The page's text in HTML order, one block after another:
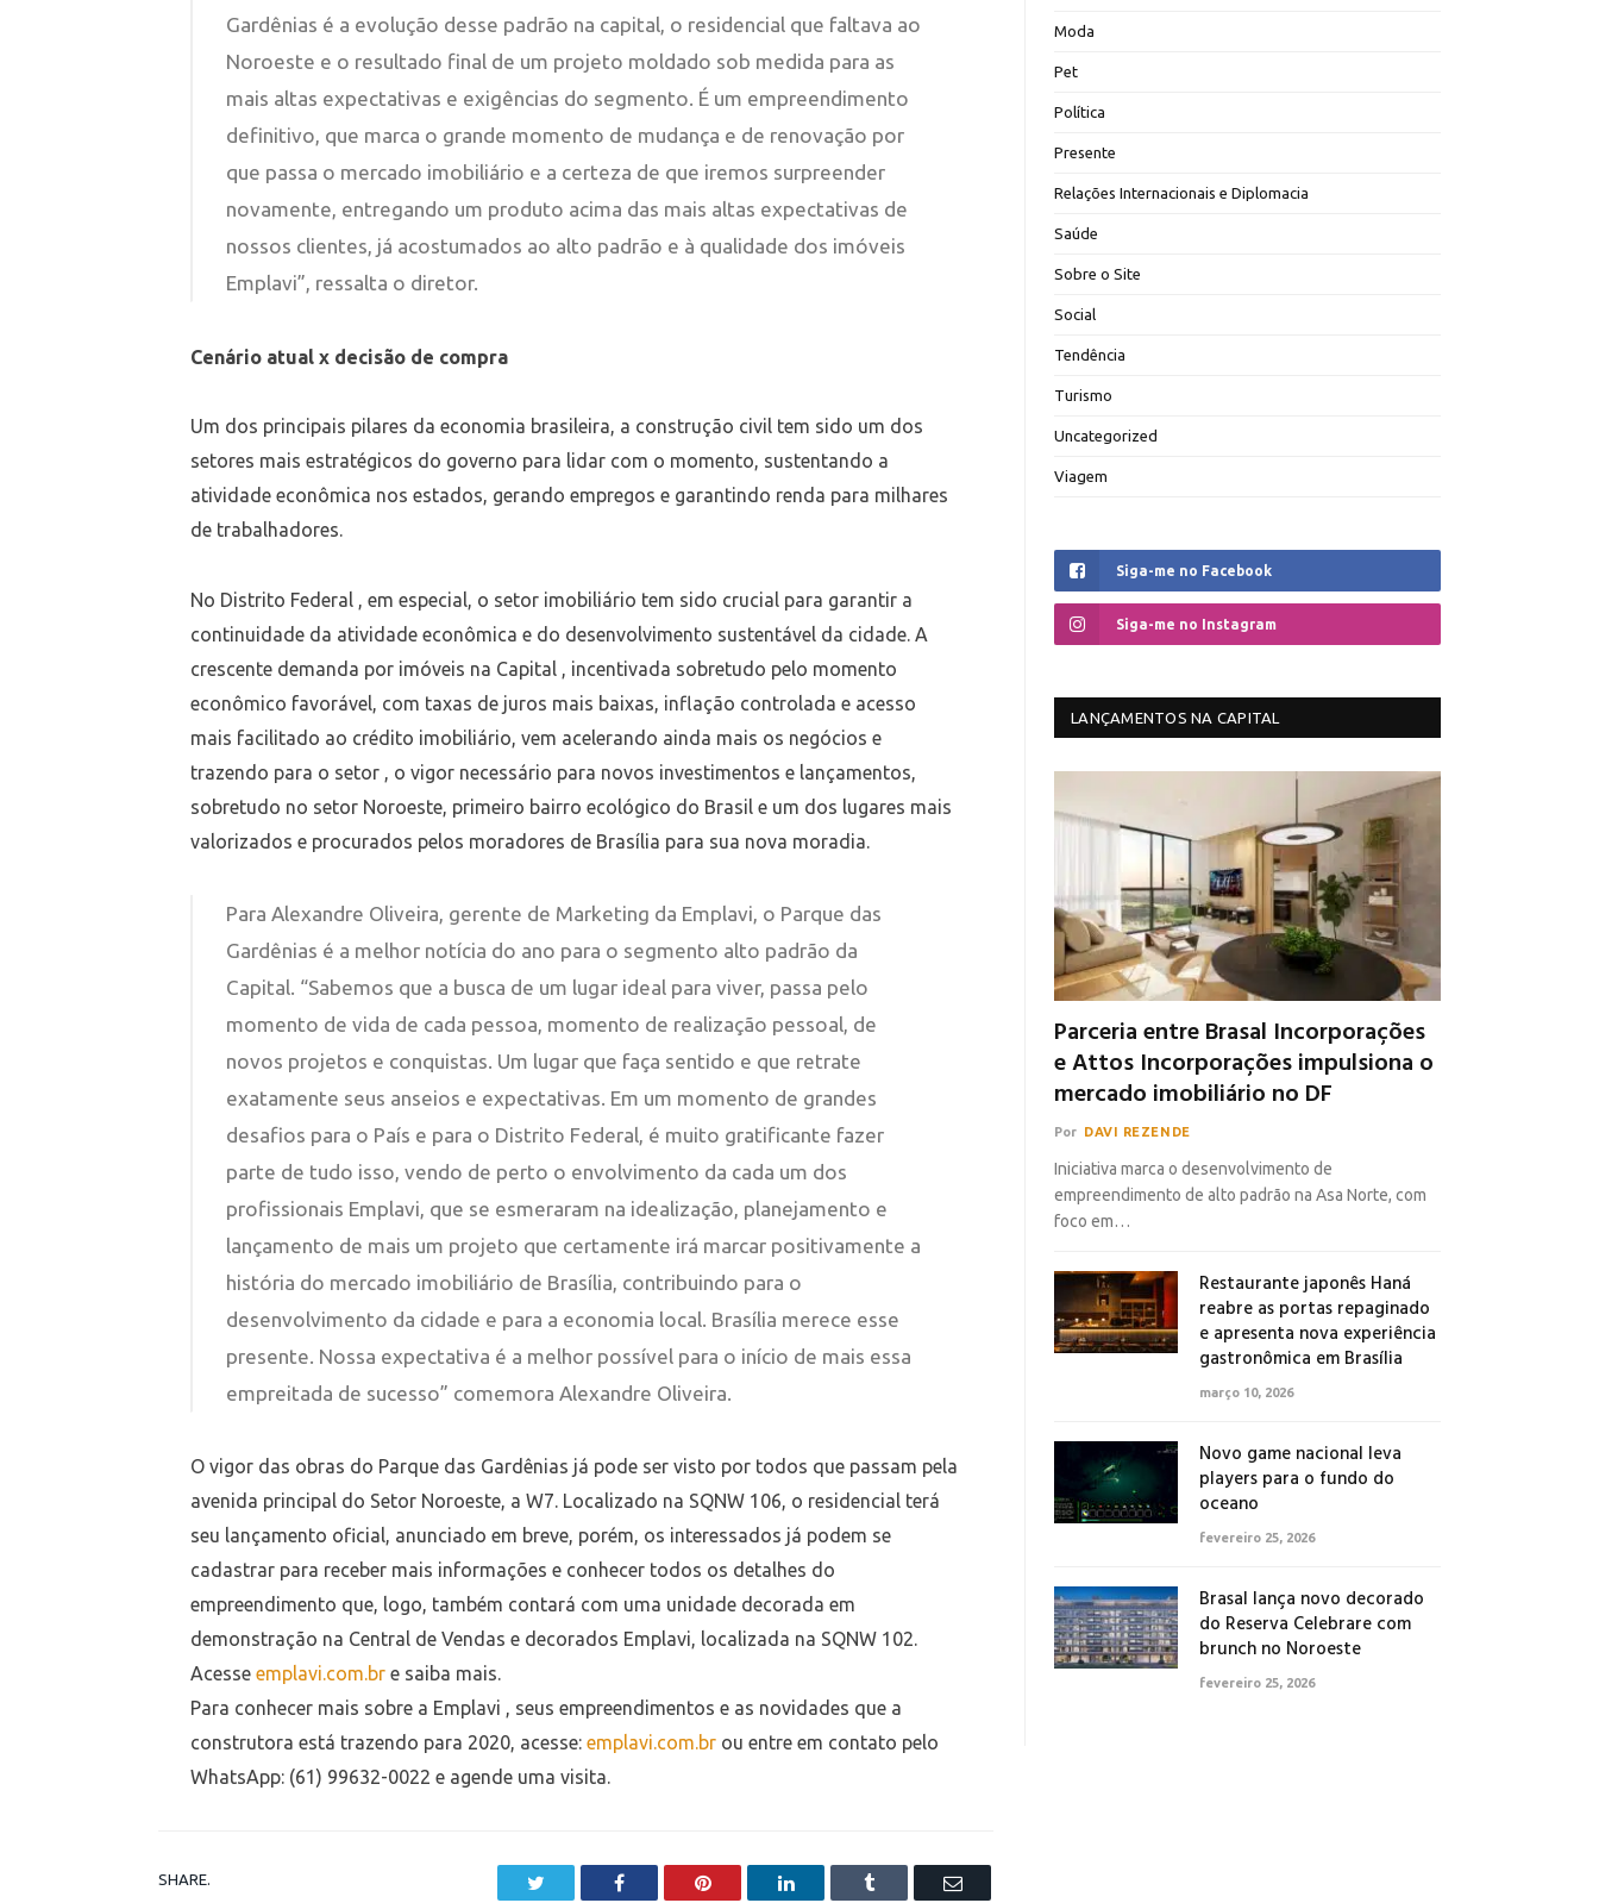
Gardênias é a evolução desse padrão na capital, o residencial que faltava ao
Noroeste e o resultado final de um projeto moldado sob medida para as
mais altas expectativas e exigências do segmento. É um empreendimento
definitivo, que marca o grande momento de mudança e de renovação por
que passa o mercado imobiliário e a certeza de que iremos surpreender
novamente, entregando um produto acima das mais altas expectativas de
nossos clientes, já acostumados ao alto padrão e à qualidade dos imóveis
Emplavi”, ressalta o diretor.
Cenário atual x decisão de compra
Um dos principais pilares da economia brasileira, a construção civil tem sido um dos
setores mais estratégicos do governo para lidar com o momento, sustentando a
atividade econômica nos estados, gerando empregos e garantindo renda para milhares
de trabalhadores.
No Distrito Federal , em especial, o setor imobiliário tem sido crucial para garantir a
continuidade da atividade econômica e do desenvolvimento sustentável da cidade. A
crescente demanda por imóveis na Capital , incentivada sobretudo pelo momento
econômico favorável, com taxas de juros mais baixas, inflação controlada e acesso
mais facilitado ao crédito imobiliário, vem acelerando ainda mais os negócios e
trazendo para o setor , o vigor necessário para novos investimentos e lançamentos,
sobretudo no setor Noroeste, primeiro bairro ecológico do Brasil e um dos lugares mais
valorizados e procurados pelos moradores de Brasília para sua nova moradia.
Para Alexandre Oliveira, gerente de Marketing da Emplavi, o Parque das
Gardênias é a melhor notícia do ano para o segmento alto padrão da
Capital. “Sabemos que a busca de um lugar ideal para viver, passa pelo
momento de vida de cada pessoa, momento de realização pessoal, de
novos projetos e conquistas. Um lugar que faça sentido e que retrate
exatamente seus anseios e expectativas. Em um momento de grandes
desafios para o País e para o Distrito Federal, é muito gratificante fazer
parte de tudo isso, vendo de perto o envolvimento da cada um dos
profissionais Emplavi, que se esmeraram na idealização, planejamento e
lançamento de mais um projeto que certamente irá marcar positivamente a
história do mercado imobiliário de Brasília, contribuindo para o
desenvolvimento da cidade e para a economia local. Brasília merece esse
presente. Nossa expectativa é a melhor possível para o início de mais essa
empreitada de sucesso” comemora Alexandre Oliveira.
O vigor das obras do Parque das Gardênias já pode ser visto por todos que passam pela
avenida principal do Setor Noroeste, a W7. Localizado na SQNW 106, o residencial terá
seu lançamento oficial, anunciado em breve, porém, os interessados já podem se
cadastrar para receber mais informações e conhecer todos os detalhes do
empreendimento que, logo, também contará com uma unidade decorada em
demonstração na Central de Vendas e decorados Emplavi, localizada na SQNW 102.
Acesseemplavi.com.br e saiba mais.
Para conhecer mais sobre a Emplavi , seus empreendimentos e as novidades que a
construtora está trazendo para 2020, acesse:emplavi.com.br ou entre em contato pelo
WhatsApp: (61) 99632-0022 e agende uma visita.
SHARE. Facebook Pinterest LinkedIn Tumblr Email
Moda
Pet
Política
Presente
Relações Internacionais e Diplomacia
Saúde
Sobre o Site
Social
Tendência
Turismo
Uncategorized
Viagem
Siga-me no Facebook
Siga-me no Instagram
LANÇAMENTOS NA CAPITAL
Parceria entre Brasal Incorporações
e Attos Incorporações impulsiona o
mercado imobiliário no DF
Por DAVI REZENDE
Iniciativa marca o desenvolvimento de
empreendimento de alto padrão na Asa Norte, com
foco em…
Restaurante japonês Haná
reabre as portas repaginado
e apresenta nova experiência
gastronômica em Brasília
março 10, 2026
Novo game nacional leva
players para o fundo do
oceano
fevereiro 25, 2026
Brasal lança novo decorado
do Reserva Celebrare com
brunch no Noroeste
fevereiro 25, 2026